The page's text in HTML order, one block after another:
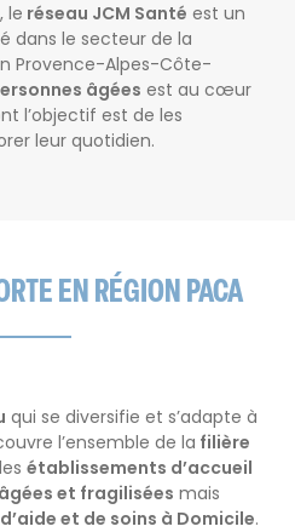
le réseau JCM Santé est un
dans le secteur de la
Provence-Alpes-Côte-
âgées est au cœur
l’objectif est de les
leur quotidien.
EN RÉGION PACA
qui se diversifie et s’adapte à
l’ensemble de la filière
établissements d’accueil
et fragilisées mais
et de soins à Domicile.